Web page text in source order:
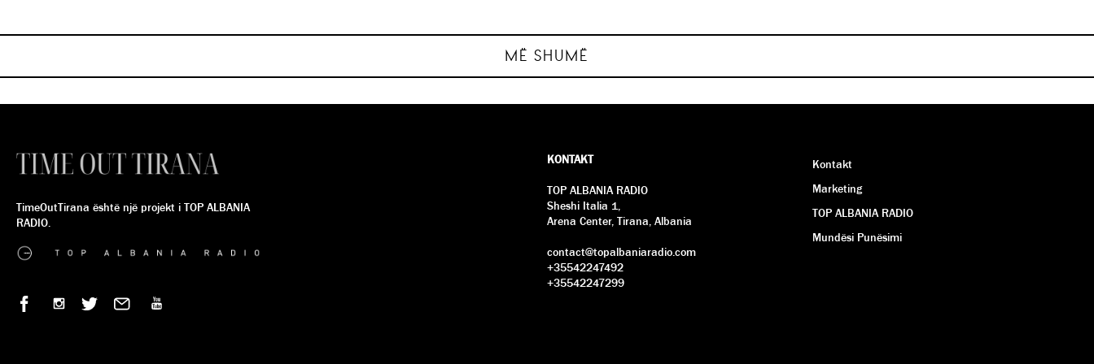
MË SHUMË
TimeOutTirana është një projekt i TOP ALBANIA
RADIO.
KONTAKT
TOP ALBANIA RADIO
Sheshi Italia 1,
Arena Center, Tirana, Albania
contact@topalbaniaradio.com
+35542247492
+35542247299
Kontakt
Marketing
TOP ALBANIA RADIO
Mundësi Punësimi